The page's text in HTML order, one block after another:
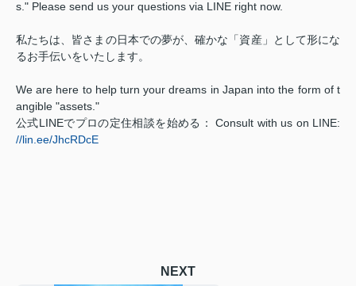
s." Please send us your questions via LINE right now.
私たちは、皆さまの日本での夢が、確かな「資産」として形にな
るお手伝いをいたします。
We are here to help turn your dreams in Japan into the form of t
angible "assets."
公式LINEでプロの定住相談を始める： Consult with us on LINE:
//lin.ee/JhcRDcE
NEXT